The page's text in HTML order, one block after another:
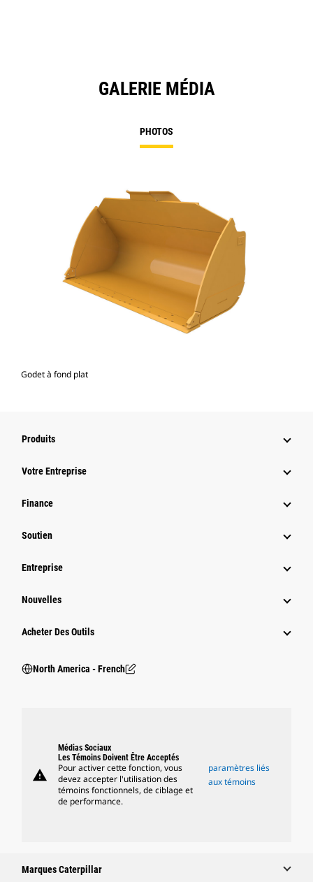
GALERIE MÉDIA
PHOTOS
Godet à fond plat
Produits
Votre Entreprise
Finance
Soutien
Entreprise
Nouvelles
Acheter Des Outils
North America - French
warning
Médias Sociaux
Les Témoins Doivent Être Acceptés
Pour activer cette fonction, vous
devez accepter l'utilisation des
témoins fonctionnels, de ciblage et
de performance.
paramètres liés
aux témoins
Marques Caterpillar